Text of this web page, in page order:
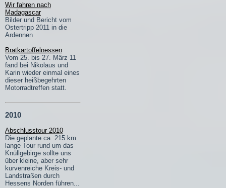
Wir fahren nach
Madagascar
Bilder und Bericht vom
Ostertripp 2011 in die
Ardennen
Bratkartoffelnessen
Vom 25. bis 27. März 11
fand bei Nikolaus und
Karin wieder einmal eines
dieser heißbegehrten
Motorradtreffen statt.
2010
Abschlusstour 2010
Die geplante ca. 215 km
lange Tour rund um das
Knüllgebirge sollte uns
über kleine, aber sehr
kurvenreiche Kreis- und
Landstraßen durch
Hessens Norden führen...